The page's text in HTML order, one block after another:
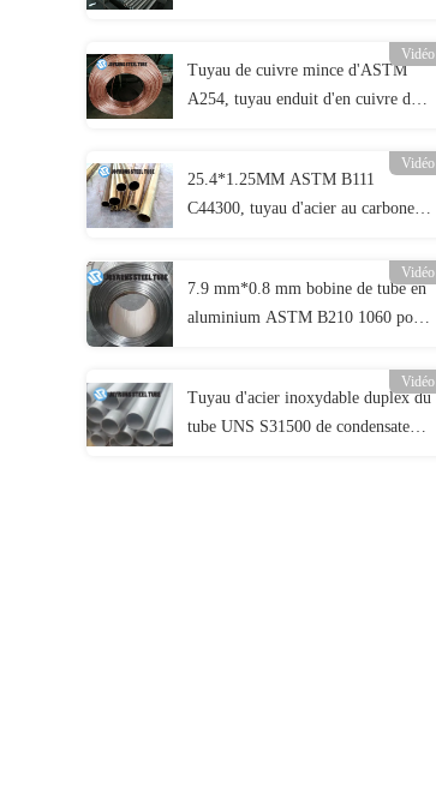
Vidéo
Tuyau de cuivre mince d'ASTM
A254, tuyau enduit d'en cuivre de
Vidéo
25.4*1.25MM ASTM B111
C44300, tuyau d'acier au carbone
Vidéo
7.9 mm*0.8 mm bobine de tube en
aluminium ASTM B210 1060 pour
Vidéo
Tuyau d'acier inoxydable duplex du
tube UNS S31500 de condensateur